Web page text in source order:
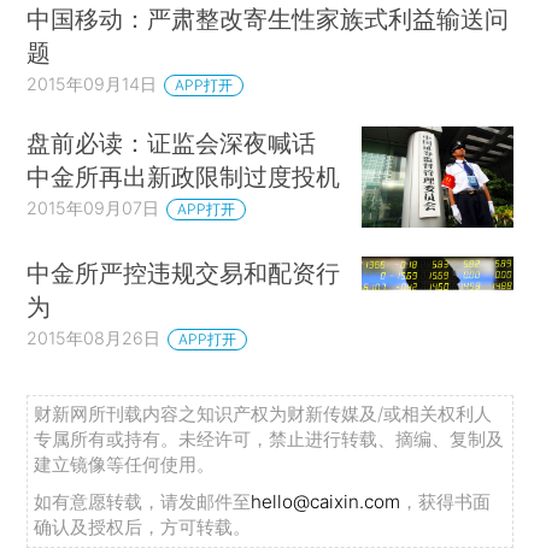
中国移动：严肃整改寄生性家族式利益输送问
题
2015年09月14日 APP打开
盘前必读：证监会深夜喊话
中金所再出新政限制过度投机
2015年09月07日 APP打开
中金所严控违规交易和配资行
为
2015年08月26日 APP打开
财新网所刊载内容之知识产权为财新传媒及/或相关权利人
专属所有或持有。未经许可，禁止进行转载、摘编、复制及
建立镜像等任何使用。
如有意愿转载，请发邮件至hello@caixin.com ，获得书面
确认及授权后，方可转载。